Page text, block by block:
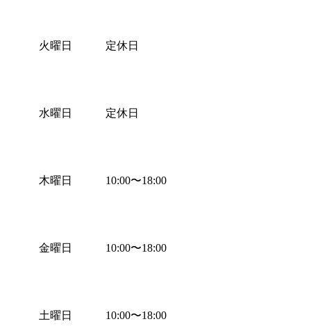
火曜日
水曜日
木曜日
金曜日
土曜日
定休日
定休日
10:00〜18:00
10:00〜18:00
10:00〜18:00